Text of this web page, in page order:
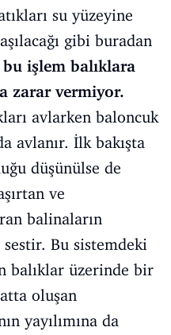
su yüzeyine
gibi buradan
işlem balıklara
zarar vermiyor.
avlarken baloncuk
avlanır. İlk bakışta
düşünülse de
ve
balinaların
sestir. Bu sistemdeki
balıklar üzerinde bir
oluşan
yayılımına da